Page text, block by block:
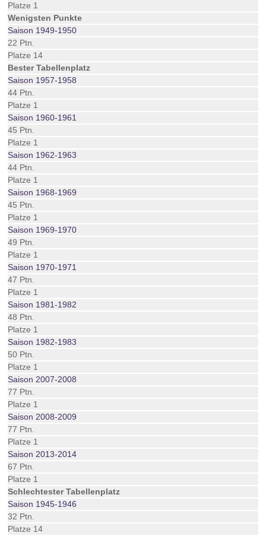
Platze 1
Wenigsten Punkte
Saison 1949-1950
22 Ptn.
Platze 14
Bester Tabellenplatz
Saison 1957-1958
44 Ptn.
Platze 1
Saison 1960-1961
45 Ptn.
Platze 1
Saison 1962-1963
44 Ptn.
Platze 1
Saison 1968-1969
45 Ptn.
Platze 1
Saison 1969-1970
49 Ptn.
Platze 1
Saison 1970-1971
47 Ptn.
Platze 1
Saison 1981-1982
48 Ptn.
Platze 1
Saison 1982-1983
50 Ptn.
Platze 1
Saison 2007-2008
77 Ptn.
Platze 1
Saison 2008-2009
77 Ptn.
Platze 1
Saison 2013-2014
67 Ptn.
Platze 1
Schlechtester Tabellenplatz
Saison 1945-1946
32 Ptn.
Platze 14